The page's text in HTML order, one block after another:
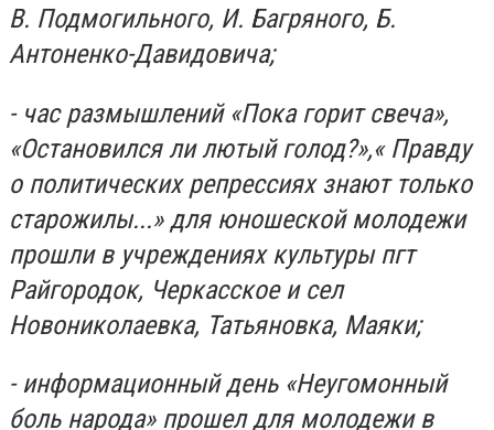
В. Подмогильного, И. Багряного, Б.
Антоненко-Давидовича;
- час размышлений «Пока горит свеча»,
«Остановился ли лютый голод?»,« Правду
о политических репрессиях знают только
старожилы...» для юношеской молодежи
прошли в учреждениях культуры пгт
Райгородок, Черкасское и сел
Новониколаевка, Татьяновка, Маяки;
- информационный день «Неугомонный
боль народа» прошел для молодежи в